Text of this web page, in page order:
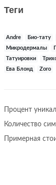
Теги
Andre Био-тату
Микродермалы
Татуировки
Ева Блонд Zoro
Процент
Количество
Примерная